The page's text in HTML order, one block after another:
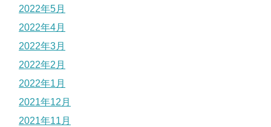
2022年5月
2022年4月
2022年3月
2022年2月
2022年1月
2021年12月
2021年11月